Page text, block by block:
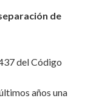
de
del Código
años una